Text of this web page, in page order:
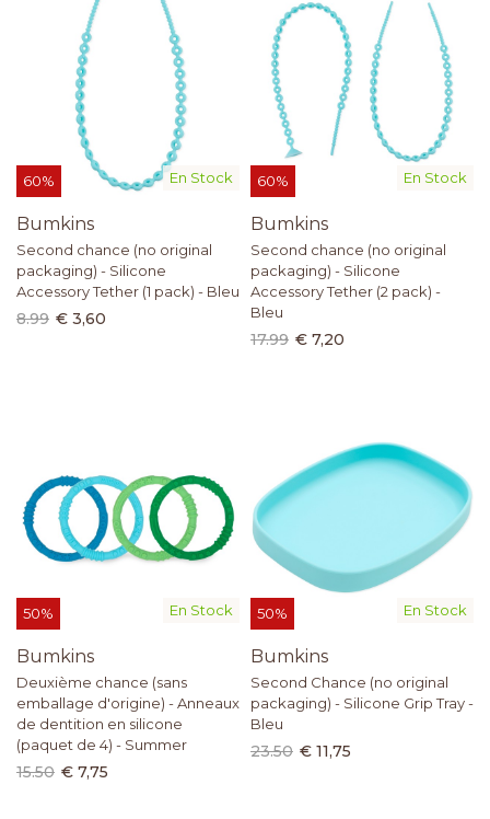
En Stock
60%
Bumkins
Second chance (no original
packaging) - Silicone
Accessory Tether (1 pack) - Bleu
8.99 € 3,60
En Stock
60%
Bumkins
Second chance (no original
packaging) - Silicone
Accessory Tether (2 pack) -
Bleu
17.99 € 7,20
En Stock
50%
Bumkins
Deuxième chance (sans
emballage d'origine) - Anneaux
de dentition en silicone
(paquet de 4) - Summer
15.50 € 7,75
En Stock
50%
Bumkins
Second Chance (no original
packaging) - Silicone Grip Tray -
Bleu
23.50 € 11,75